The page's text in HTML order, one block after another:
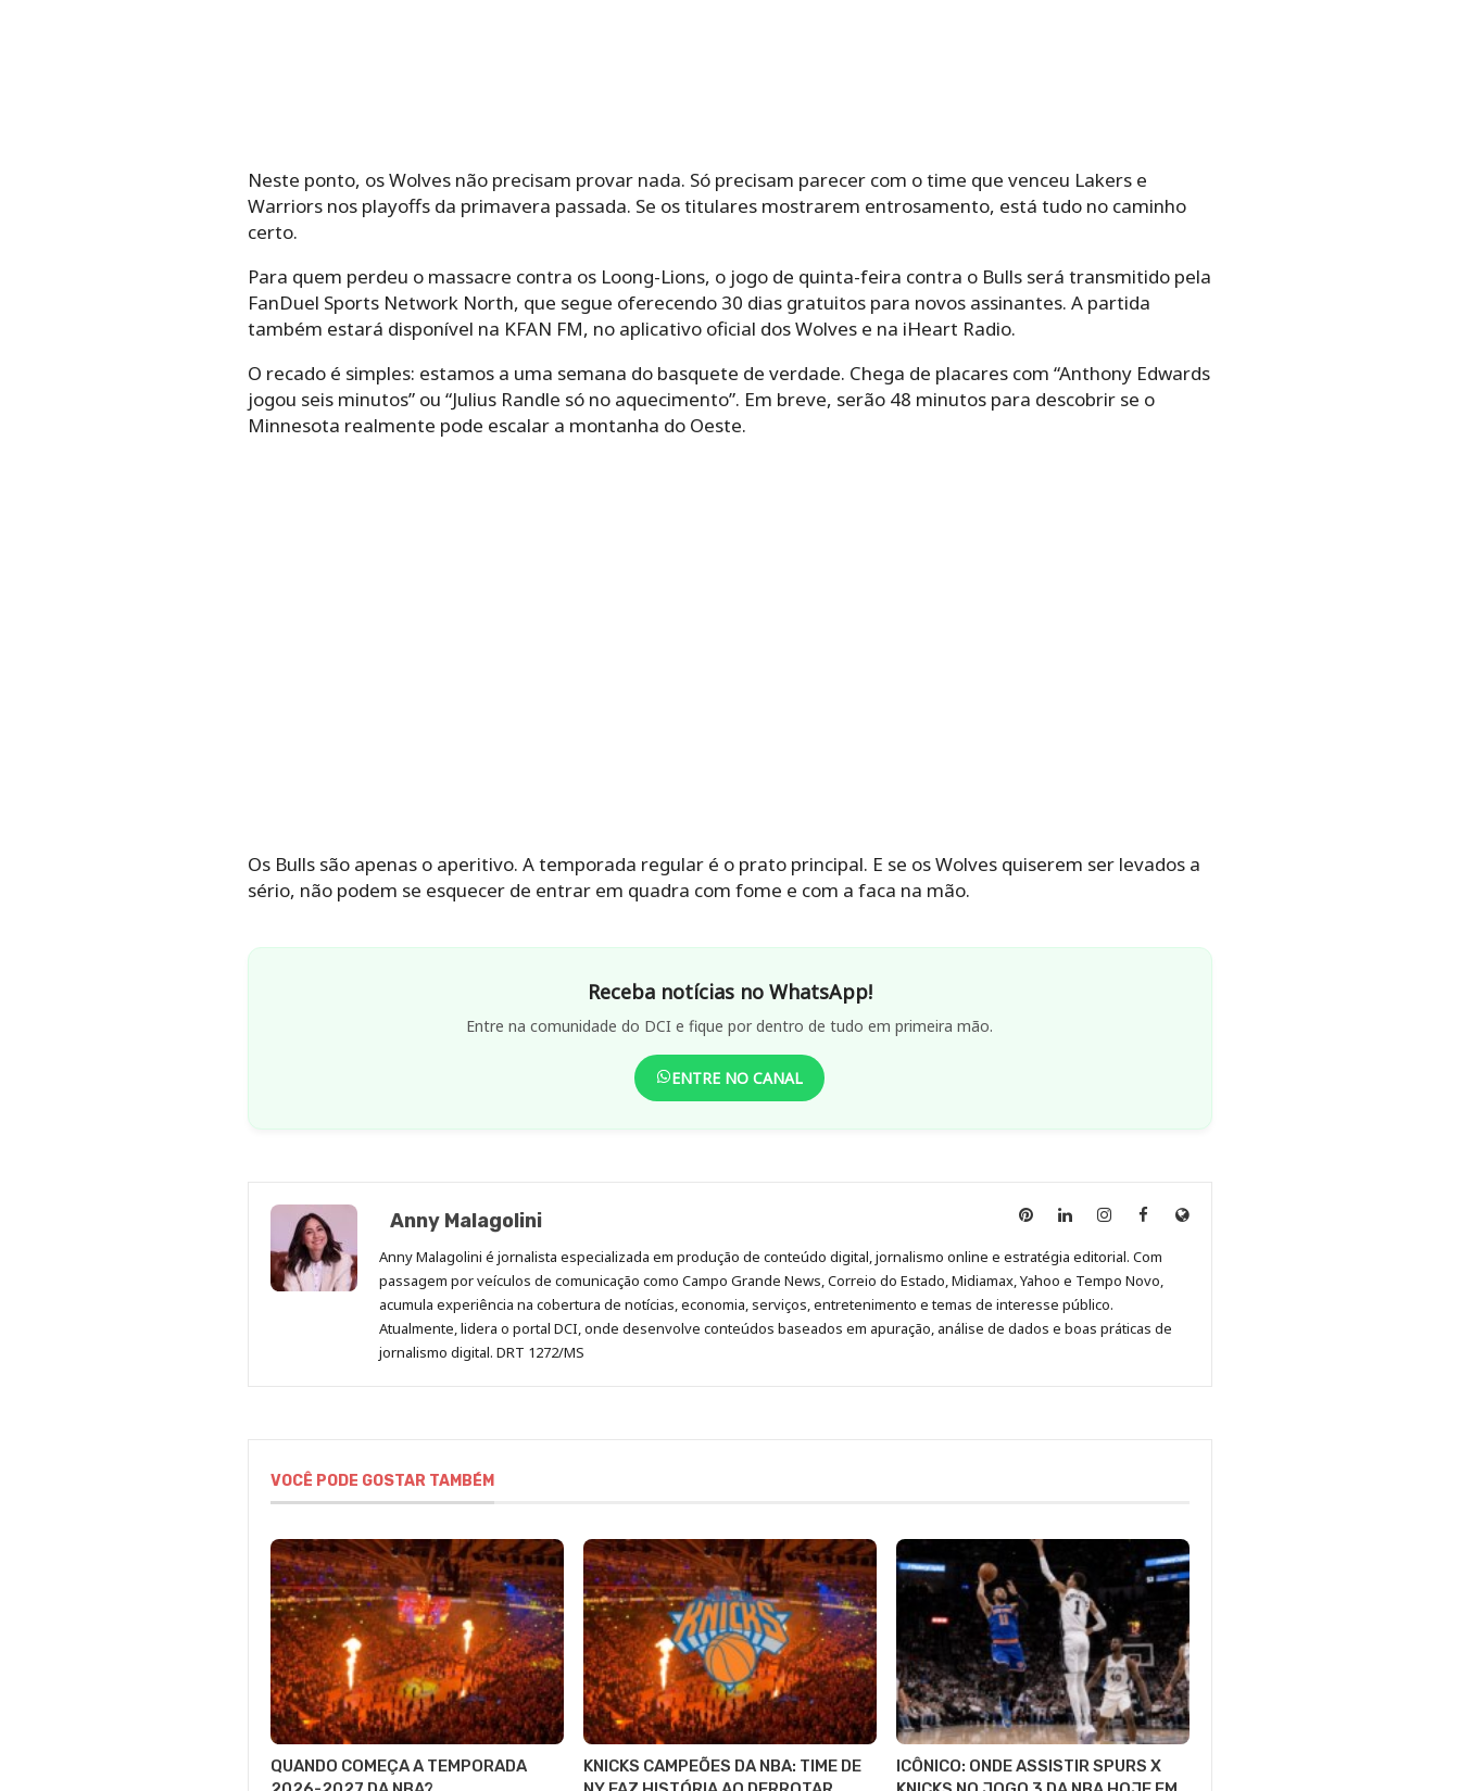
Neste ponto, os Wolves não precisam provar nada. Só precisam parecer com o time que venceu Lakers e
Warriors nos playoffs da primavera passada. Se os titulares mostrarem entrosamento, está tudo no caminho
certo.
Para quem perdeu o massacre contra os Loong-Lions, o jogo de quinta-feira contra o Bulls será transmitido pela
FanDuel Sports Network North, que segue oferecendo 30 dias gratuitos para novos assinantes. A partida
também estará disponível na KFAN FM, no aplicativo oficial dos Wolves e na iHeart Radio.
O recado é simples: estamos a uma semana do basquete de verdade. Chega de placares com “Anthony Edwards
jogou seis minutos” ou “Julius Randle só no aquecimento”. Em breve, serão 48 minutos para descobrir se o
Minnesota realmente pode escalar a montanha do Oeste.
Os Bulls são apenas o aperitivo. A temporada regular é o prato principal. E se os Wolves quiserem ser levados a
sério, não podem se esquecer de entrar em quadra com fome e com a faca na mão.
Receba notícias no WhatsApp!
Entre na comunidade do DCI e fique por dentro de tudo em primeira mão.
ENTRE NO CANAL
Anny Malagolini
Anny
no
Pinterest
Anny
no
LinkedIn
Anny
no
Instagram
Anny
no
Facebook
Site
Anny Malagolini é jornalista especializada em produção de conteúdo digital, jornalismo online e estratégia editorial. Com
passagem por veículos de comunicação como Campo Grande News, Correio do Estado, Midiamax, Yahoo e Tempo Novo,
acumula experiência na cobertura de notícias, economia, serviços, entretenimento e temas de interesse público.
Atualmente, lidera o portal DCI, onde desenvolve conteúdos baseados em apuração, análise de dados e boas práticas de
jornalismo digital. DRT 1272/MS
VOCÊ PODE GOSTAR TAMBÉM
QUANDO COMEÇA A TEMPORADA
KNICKS CAMPEÕES DA NBA: TIME DE
ICÔNICO: ONDE ASSISTIR SPURS X